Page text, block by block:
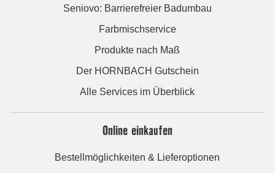
Seniovo: Barrierefreier Badumbau
Farbmischservice
Produkte nach Maß
Der HORNBACH Gutschein
Alle Services im Überblick
Online einkaufen
Bestellmöglichkeiten & Lieferoptionen